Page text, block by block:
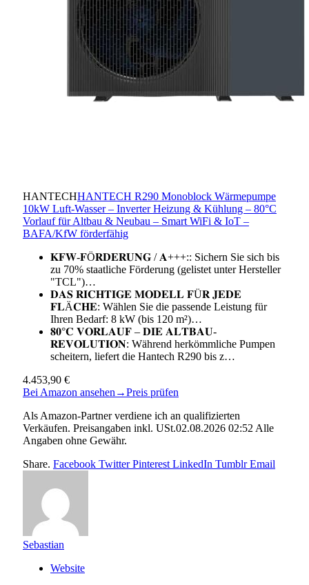
HANTECHHANTECH R290 Monoblock Wärmepumpe
10kW Luft-Wasser – Inverter Heizung & Kühlung – 80°C
Vorlauf für Altbau & Neubau – Smart WiFi & IoT –
BAFA/KfW förderfähig
𝐊𝐅𝐖-𝐅Ö𝐑𝐃𝐄𝐑𝐔𝐍𝐆 / 𝐀+++:: Sichern Sie sich bis
zu 70% staatliche Förderung (gelistet unter Hersteller
"TCL")…
𝐃𝐀𝐒 𝐑𝐈𝐂𝐇𝐓𝐈𝐆𝐄 𝐌𝐎𝐃𝐄𝐋𝐋 𝐅Ü𝐑 𝐉𝐄𝐃𝐄
𝐅𝐋Ä𝐂𝐇𝐄: Wählen Sie die passende Leistung für
Ihren Bedarf: 8 kW (bis 120 m²)…
𝟖𝟎°𝐂 𝐕𝐎𝐑𝐋𝐀𝐔𝐅 – 𝐃𝐈𝐄 𝐀𝐋𝐓𝐁𝐀𝐔-
𝐑𝐄𝐕𝐎𝐋𝐔𝐓𝐈𝐎𝐍: Während herkömmliche Pumpen
scheitern, liefert die Hantech R290 bis z…
4.453,90 €
Bei Amazon ansehen→Preis prüfen
Als Amazon-Partner verdiene ich an qualifizierten
Verkäufen. Preisangaben inkl. USt.02.08.2026 02:52 Alle
Angaben ohne Gewähr.
Share. Facebook Twitter Pinterest LinkedIn Tumblr Email
Sebastian
Website